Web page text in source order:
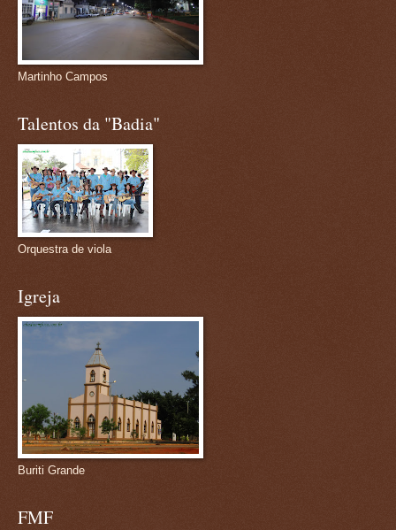
Martinho Campos
Talentos da "Badia"
Orquestra de viola
Igreja
Buriti Grande
FMF